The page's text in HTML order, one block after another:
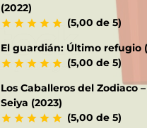
(2022)
(5,00 de 5)
El guardián: Último refugio
(5,00 de 5)
Los Caballeros del Zodiaco
Seiya (2023)
(5,00 de 5)